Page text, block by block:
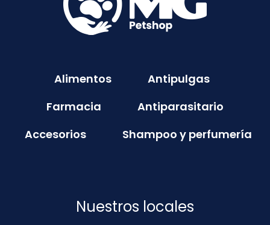
Alimentos
Antipulgas
Farmacia
Antiparasitario
Accesorios
Shampoo y perfumería
Nuestros locales